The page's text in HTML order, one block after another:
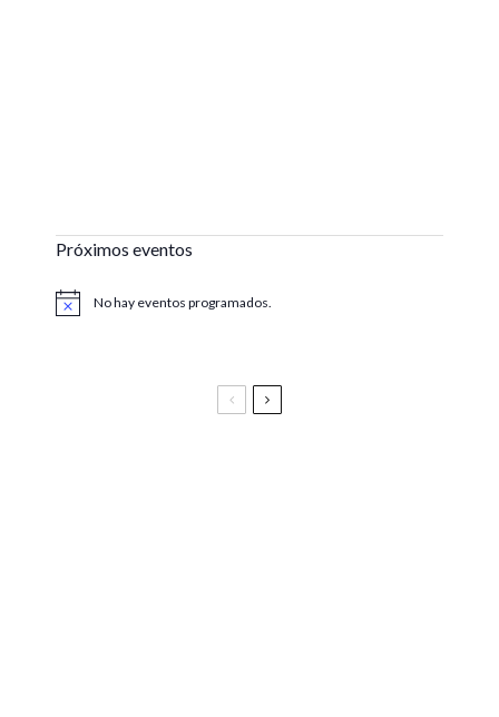
Próximos eventos
Aviso No hay eventos programados.